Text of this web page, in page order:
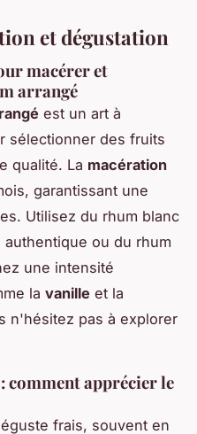
et dégustation
macérer et
arrangé
est un art à
sélectionner des fruits
qualité. La macération
garantissant une
Utilisez du rhum blanc
ou du rhum
une intensité
la vanille et la
n'hésitez pas à explorer
comment apprécier le
frais, souvent en